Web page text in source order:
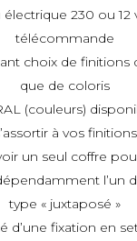
230 ou 12
télécommande
choix de finitions
que de coloris
(couleurs)
à vos finitions
un seul coffre
l’un
type « juxtaposé »
d’une fixation en